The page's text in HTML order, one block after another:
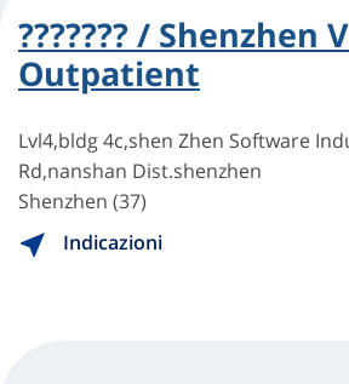
??????? / Shenzhen
Outpatient
Lvl4,bldg 4c,shen Zhen Software
Rd,nanshan Dist.shenzhen
Shenzhen (37)
Indicazioni